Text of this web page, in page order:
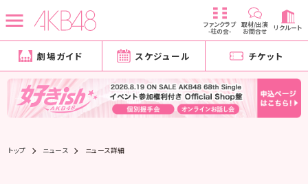
ファンクラブ
-柱の会-
取材/出演
お問合せ リクルート
劇場ガイド スケジュール チケット
トップ ニュース ニュース詳細